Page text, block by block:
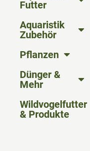
Futter
Aquaristik
Zubehör
Pflanzen
Dünger &
Mehr
Wildvogelfutter
& Produkte